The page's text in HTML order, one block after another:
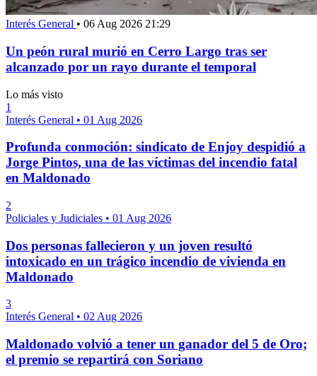
Interés General • 06 Aug 2026 21:29
Un peón rural murió en Cerro Largo tras ser
alcanzado por un rayo durante el temporal
Lo más visto
1
Interés General • 01 Aug 2026
Profunda conmoción: sindicato de Enjoy despidió a
Jorge Pintos, una de las víctimas del incendio fatal
en Maldonado
2
Policiales y Judiciales • 01 Aug 2026
Dos personas fallecieron y un joven resultó
intoxicado en un trágico incendio de vivienda en
Maldonado
3
Interés General • 02 Aug 2026
Maldonado volvió a tener un ganador del 5 de Oro;
el premio se repartirá con Soriano